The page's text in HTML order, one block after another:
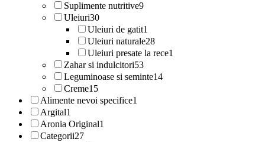
Suplimente nutritive9
Uleiuri30
Uleiuri de gatit1
Uleiuri naturale28
Uleiuri presate la rece1
Zahar si indulcitori53
Leguminoase si seminte14
Creme15
Alimente nevoi specifice1
Argital1
Aronia Original1
Categorii27